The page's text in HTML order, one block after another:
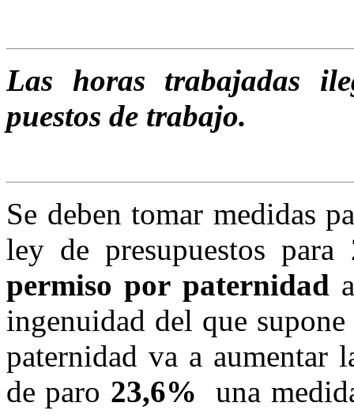
Las horas trabajadas
puestos de trabajo.
Se deben tomar medidas
ley de presupuestos
permiso por paternidad
ingenuidad del que
paternidad va a aumentar
de paro 23,6%
una